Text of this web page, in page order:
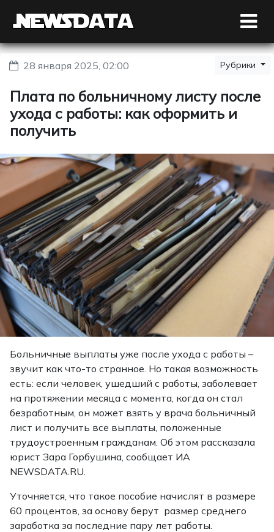
28 января 2025, 02:00 Рубрики
Плата по больничному листу после
ухода с работы: как оформить и
получить
Больничные выплаты уже после ухода с работы –
звучит как что-то странное. Но такая возможность
есть: если человек, ушедший с работы, заболевает
на протяжении месяца с момента, когда он стал
безработным, он может взять у врача больничный
лист и получить все выплаты, положенные
трудоустроенным гражданам. Об этом рассказала
юрист Зара Горбушина, сообщает ИА
NEWSDATA.RU.
Уточняется, что такое пособие начислят в размере
60 процентов, за основу берут размер среднего
заработка за последние пару лет работы.